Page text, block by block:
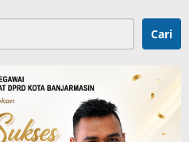
Cari